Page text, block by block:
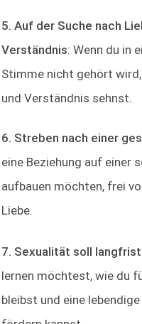
5. Auf der Suche nach
Verständnis: Wenn du in
Stimme nicht gehört
und Verständnis sehnst.
6. Streben nach einer
eine Beziehung auf einer
aufbauen möchten, frei
Liebe.
7. Sexualität soll
lernen möchtest, wie du
bleibst und eine